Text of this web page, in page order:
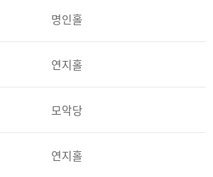
명인홀
연지홀
모악당
연지홀